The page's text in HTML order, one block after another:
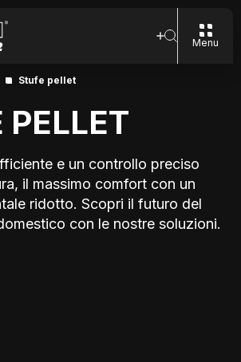
Menu
Stufe pellet
PELLET
e un controllo preciso
il massimo comfort con un
ridotto. Scopri il futuro del
con le nostre soluzioni.